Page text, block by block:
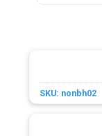
SKU: nonbh02